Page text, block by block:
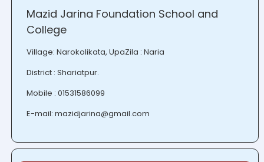
Mazid Jarina Foundation School and
College
Village: Narokolikata, UpaZila : Naria
District : Shariatpur.
Mobile : 01531586099
E-mail: mazidjarina@gmail.com